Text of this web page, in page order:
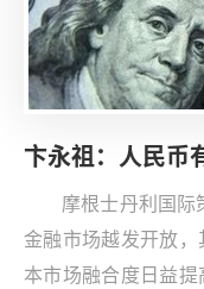
卞永祖：人民币
摩根士丹利国际
金融市场越发开放
本市场融合度日益提